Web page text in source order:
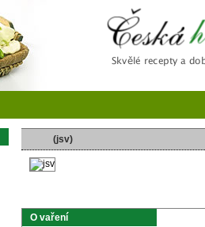
(jsv)
O vaření